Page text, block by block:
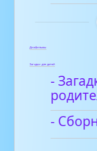
Диафильмы
Загадки для детей
-
-